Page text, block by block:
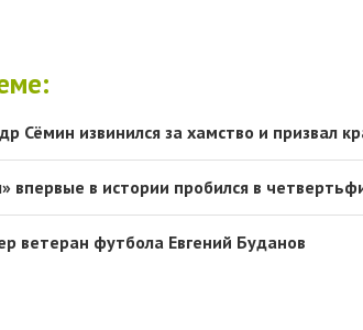
Сёмин извинился за хамство и призвал
впервые в истории пробился в
ветеран футбола Евгений Буданов